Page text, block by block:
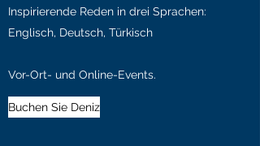
Inspirierende Reden in drei Sprachen:
Englisch, Deutsch, Türkisch
Vor-Ort- und Online-Events.
Buchen Sie Deniz